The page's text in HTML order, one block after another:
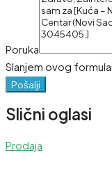
Poruka
Slanjem ovog
Pošalji
Slični oglasi
Prodaja